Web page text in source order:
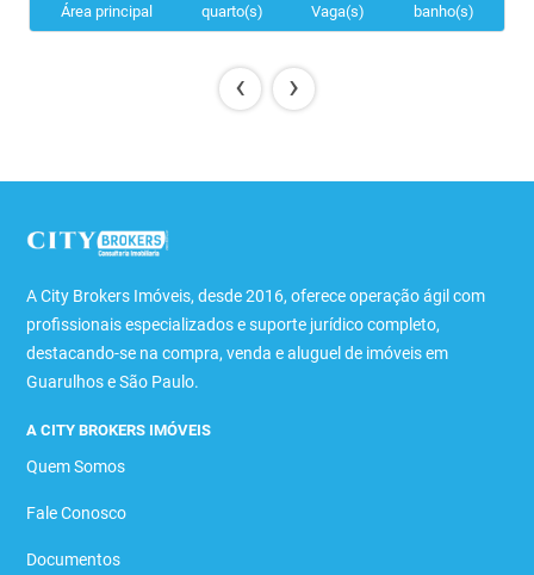
Área principal
quarto(s)
Vaga(s)
banho(s)
‹ ›
A City Brokers Imóveis, desde 2016, oferece operação ágil com
profissionais especializados e suporte jurídico completo,
destacando-se na compra, venda e aluguel de imóveis em
Guarulhos e São Paulo.
A CITY BROKERS IMÓVEIS
Quem Somos
Fale Conosco
Documentos